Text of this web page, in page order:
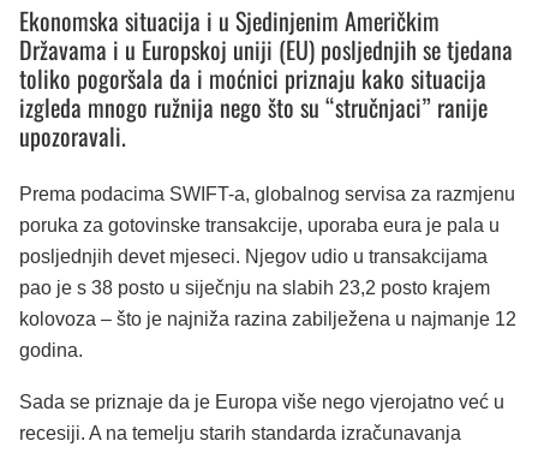
Ekonomska situacija i u Sjedinjenim Američkim
Državama i u Europskoj uniji (EU) posljednjih se tjedana
toliko pogoršala da i moćnici priznaju kako situacija
izgleda mnogo ružnija nego što su “stručnjaci” ranije
upozoravali.
Prema podacima SWIFT-a, globalnog servisa za razmjenu
poruka za gotovinske transakcije, uporaba eura je pala u
posljednjih devet mjeseci. Njegov udio u transakcijama
pao je s 38 posto u siječnju na slabih 23,2 posto krajem
kolovoza – što je najniža razina zabilježena u najmanje 12
godina.
Sada se priznaje da je Europa više nego vjerojatno već u
recesiji. A na temelju starih standarda izračunavanja